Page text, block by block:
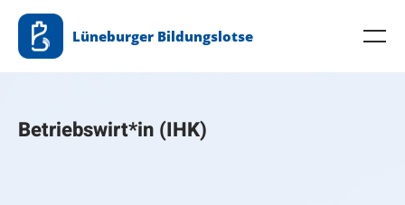
Zum
Inhalt
Lüneburger Bildungslotse
Betriebswirt*in (IHK)